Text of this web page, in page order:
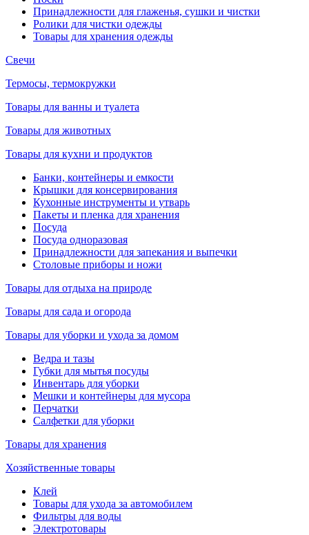
Принадлежности для глаженья, сушки и чистки
Ролики для чистки одежды
Товары для хранения одежды
Свечи
Термосы, термокружки
Товары для ванны и туалета
Товары для животных
Товары для кухни и продуктов
Банки, контейнеры и емкости
Крышки для консервирования
Кухонные инструменты и утварь
Пакеты и пленка для хранения
Посуда
Посуда одноразовая
Принадлежности для запекания и выпечки
Столовые приборы и ножи
Товары для отдыха на природе
Товары для сада и огорода
Товары для уборки и ухода за домом
Ведра и тазы
Губки для мытья посуды
Инвентарь для уборки
Мешки и контейнеры для мусора
Перчатки
Салфетки для уборки
Товары для хранения
Хозяйственные товары
Клей
Товары для ухода за автомобилем
Фильтры для воды
Электротовары